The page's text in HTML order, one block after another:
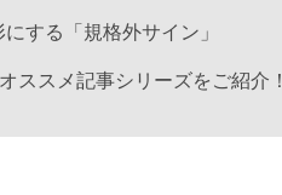
する「規格外サイン」
ススメ記事シリーズをご紹介！